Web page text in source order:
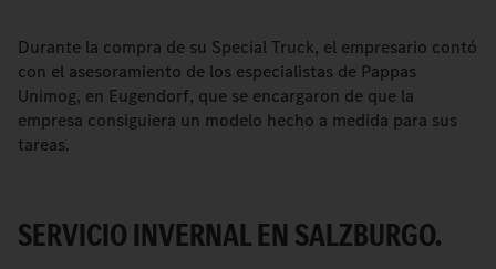
Durante la compra de su Special Truck, el empresario contó
con el asesoramiento de los especialistas de Pappas
Unimog, en Eugendorf, que se encargaron de que la
empresa consiguiera un modelo hecho a medida para sus
tareas.
SERVICIO INVERNAL EN SALZBURGO.